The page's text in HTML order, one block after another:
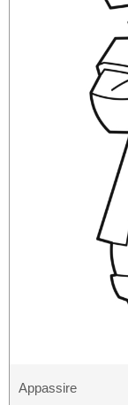
Appassire